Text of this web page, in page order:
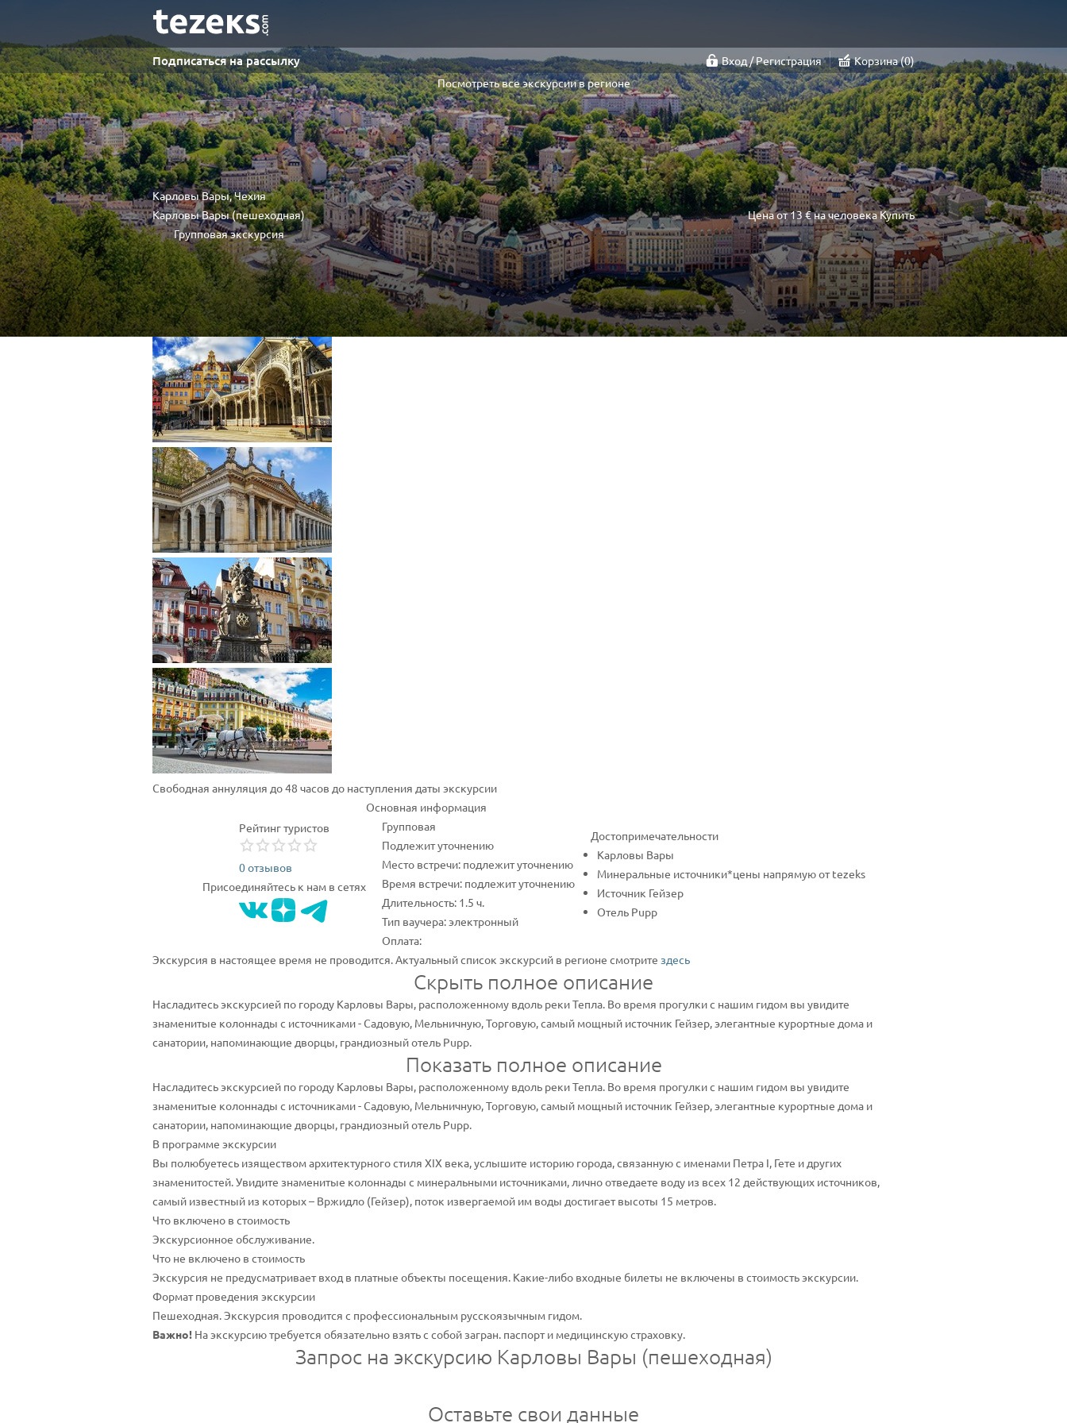
Подписаться на рассылку Вход / Регистрация Корзина 0
Посмотреть все экскурсии в регионе
Карловы Вары, Чехия
Карловы Вары (пешеходная)
Групповая экскурсия
Цена от13 €на человекаКупить
Свободная аннуляция до 48 часов до наступления даты экскурсии
Рейтинг туристов
0 отзывов
Присоединяйтесь к нам в сетях
Основная информация
Групповая
Подлежит уточнению
Место встречи: подлежит уточнению
Время встречи: подлежит уточнению
Длительность: 1.5 ч.
Тип ваучера: электронный
Оплата:
Достопримечательности
Карловы Вары
Минеральные источники
Источник Гейзер
Отель Pupp
*цены напрямую от tezeks
Экскурсия в настоящее время не проводится. Актуальный список экскурсий в регионе смотрите здесь
Скрыть полное описание
Насладитесь экскурсией по городу Карловы Вары, расположенному вдоль реки Тепла. Во время прогулки с нашим гидом вы увидите
знаменитые колоннады с источниками - Садовую, Мельничную, Торговую, самый мощный источник Гейзер, элегантные курортные дома и
санатории, напоминающие дворцы, грандиозный отель Pupp.
Показать полное описание
Насладитесь экскурсией по городу Карловы Вары, расположенному вдоль реки Тепла. Во время прогулки с нашим гидом вы увидите
знаменитые колоннады с источниками - Садовую, Мельничную, Торговую, самый мощный источник Гейзер, элегантные курортные дома и
санатории, напоминающие дворцы, грандиозный отель Pupp.
В программе экскурсии
Вы полюбуетесь изяществом архитектурного стиля XIX века, услышите историю города, связанную с именами Петра I, Гете и других
знаменитостей. Увидите знаменитые колоннады с минеральными источниками, лично отведаете воду из всех 12 действующих источников,
самый известный из которых – Вржидло (Гейзер), поток извергаемой им воды достигает высоты 15 метров.
Что включено в стоимость
Экскурсионное обслуживание.
Что не включено в стоимость
Экскурсия не предусматривает вход в платные объекты посещения. Какие-либо входные билеты не включены в стоимость экскурсии.
Формат проведения экскурсии
Пешеходная. Экскурсия проводится с профессиональным русскоязычным гидом.
Важно! На экскурсию требуется обязательно взять с собой загран. паспорт и медицинскую страховку.
Запрос на экскурсию Карловы Вары (пешеходная)
Оставьте свои данные